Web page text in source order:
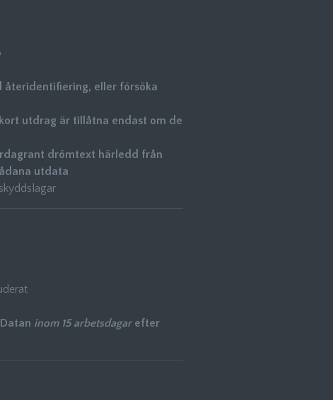
återidentifiering, eller försöka
utdrag är tillåtna endast om de
drömtext härledd från
utdata
inom 15 arbetsdagarefter